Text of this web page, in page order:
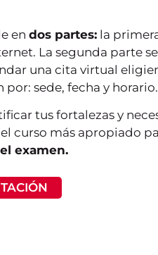
en dos partes:la
La segunda parte
una cita virtual
por: sede, fecha y horario.
tus fortalezas y
curso más apropiado
examen.